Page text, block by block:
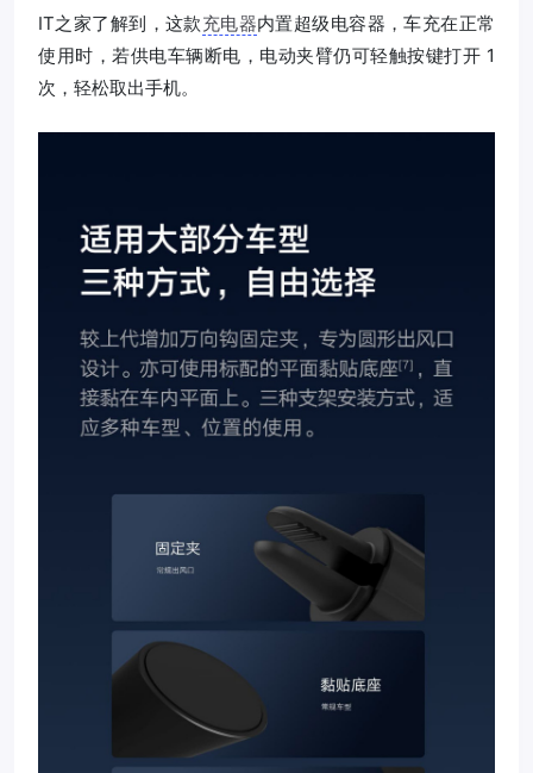
IT之家了解到，这款充电器内置超级电容器，车充在正常
使用时，若供电车辆断电，电动夹臂仍可轻触按键打开 1
次，轻松取出手机。